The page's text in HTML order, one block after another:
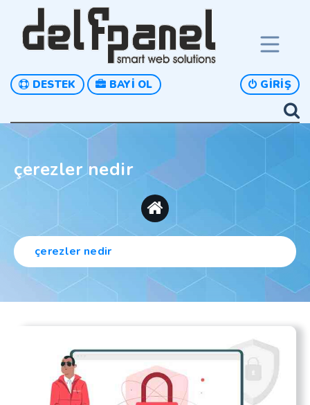
DESTEK BAYI OL GIRIŞ
çerezler nedir
çerezler nedir